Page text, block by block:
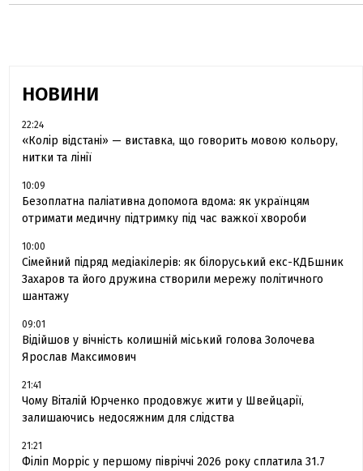
НОВИНИ
22:24
«Колір відстані» — виставка, що говорить мовою кольору,
нитки та лінії
10:09
Безоплатна паліативна допомога вдома: як українцям
отримати медичну підтримку під час важкої хвороби
10:00
Сімейний підряд медіакілерів: як білоруський екс-КДБшник
Захаров та його дружина створили мережу політичного
шантажу
09:01
Відійшов у вічність колишній міський голова Золочева
Ярослав Максимович
21:41
Чому Віталій Юрченко продовжує жити у Швейцарії,
залишаючись недосяжним для слідства
21:21
Філіп Морріс у першому півріччі 2026 року сплатила 31.7